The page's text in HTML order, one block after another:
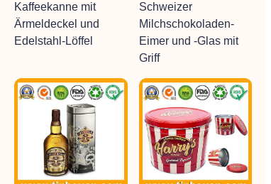
Kaffeekanne mit
Ärmeldeckel und
Edelstahl-Löffel
Schweizer
Milchschokoladen-
Eimer und -Glas mit
Griff